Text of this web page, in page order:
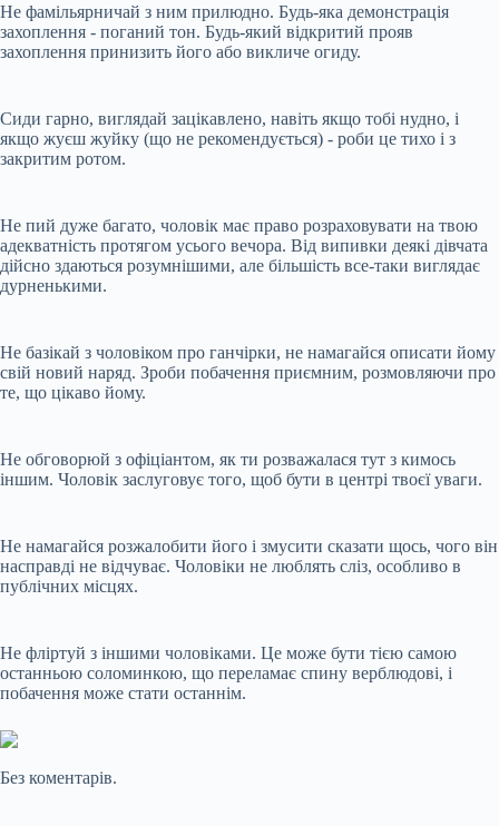
Не фамільярничай з ним прилюдно. Будь-яка демонстрація
захоплення - поганий тон. Будь-який відкритий прояв
захоплення принизить його або викличе огиду.
Сиди гарно, виглядай зацікавлено, навіть якщо тобі нудно, і
якщо жуєш жуйку (що не рекомендується) - роби це тихо і з
закритим ротом.
Не пий дуже багато, чоловік має право розраховувати на твою
адекватність протягом усього вечора. Від випивки деякі дівчата
дійсно здаються розумнішими, але більшість все-таки виглядає
дурненькими.
Не базікай з чоловіком про ганчірки, не намагайся описати йому
свій новий наряд. Зроби побачення приємним, розмовляючи про
те, що цікаво йому.
Не обговорюй з офіціантом, як ти розважалася тут з кимось
іншим. Чоловік заслуговує того, щоб бути в центрі твоєї уваги.
Не намагайся розжалобити його і змусити сказати щось, чого він
насправді не відчуває. Чоловіки не люблять сліз, особливо в
публічних місцях.
Не фліртуй з іншими чоловіками. Це може бути тією самою
останньою соломинкою, що переламає спину верблюдові, і
побачення може стати останнім.
Без коментарів.